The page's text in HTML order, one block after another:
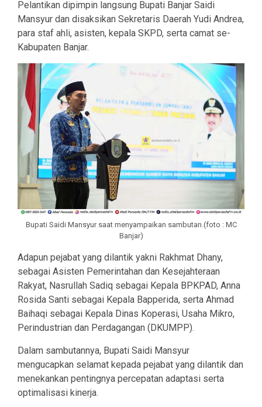
Pelantikan dipimpin langsung Bupati Banjar Saidi
Mansyur dan disaksikan Sekretaris Daerah Yudi Andrea,
para staf ahli, asisten, kepala SKPD, serta camat se-
Kabupaten Banjar.
Bupati Saidi Mansyur saat menyampaikan sambutan.(foto : MC
Banjar)
Adapun pejabat yang dilantik yakni Rakhmat Dhany,
sebagai Asisten Pemerintahan dan Kesejahteraan
Rakyat, Nasrullah Sadiq sebagai Kepala BPKPAD, Anna
Rosida Santi sebagai Kepala Bapperida, serta Ahmad
Baihaqi sebagai Kepala Dinas Koperasi, Usaha Mikro,
Perindustrian dan Perdagangan (DKUMPP).
Dalam sambutannya, Bupati Saidi Mansyur
mengucapkan selamat kepada pejabat yang dilantik dan
menekankan pentingnya percepatan adaptasi serta
optimalisasi kinerja.